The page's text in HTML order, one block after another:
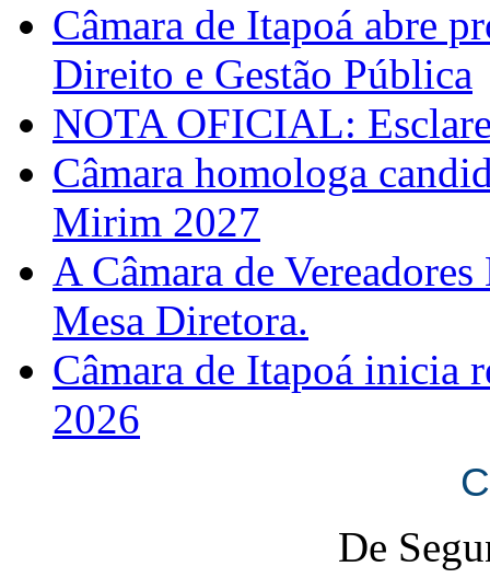
Câmara de Itapoá abre
Direito e Gestão Pública
NOTA OFICIAL:
Câmara homologa
Mirim 2027
A Câmara de
Mesa Diretora.
Câmara de Itapoá inicia
2026
De